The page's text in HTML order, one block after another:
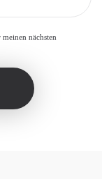
nächsten